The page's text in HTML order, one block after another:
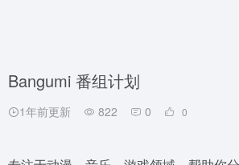
Bangumi 番组计划
1年前更新 822 0 0